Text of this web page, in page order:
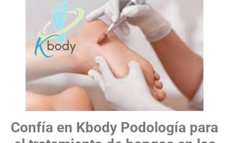
Confía en Kbody Podología para